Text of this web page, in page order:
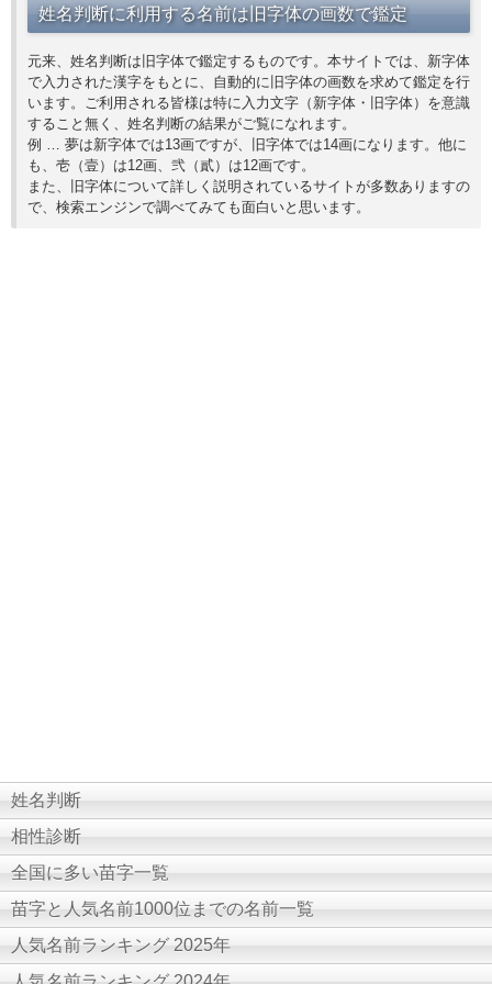
姓名判断に利用する名前は旧字体の画数で鑑定
元来、姓名判断は旧字体で鑑定するものです。本サイトでは、新字体
で入力された漢字をもとに、自動的に旧字体の画数を求めて鑑定を行
います。ご利用される皆様は特に入力文字（新字体・旧字体）を意識
すること無く、姓名判断の結果がご覧になれます。
例 … 夢は新字体では13画ですが、旧字体では14画になります。他に
も、壱（壹）は12画、弐（貳）は12画です。
また、旧字体について詳しく説明されているサイトが多数ありますの
で、検索エンジンで調べてみても面白いと思います。
姓名判断
相性診断
全国に多い苗字一覧
苗字と人気名前1000位までの名前一覧
人気名前ランキング 2025年